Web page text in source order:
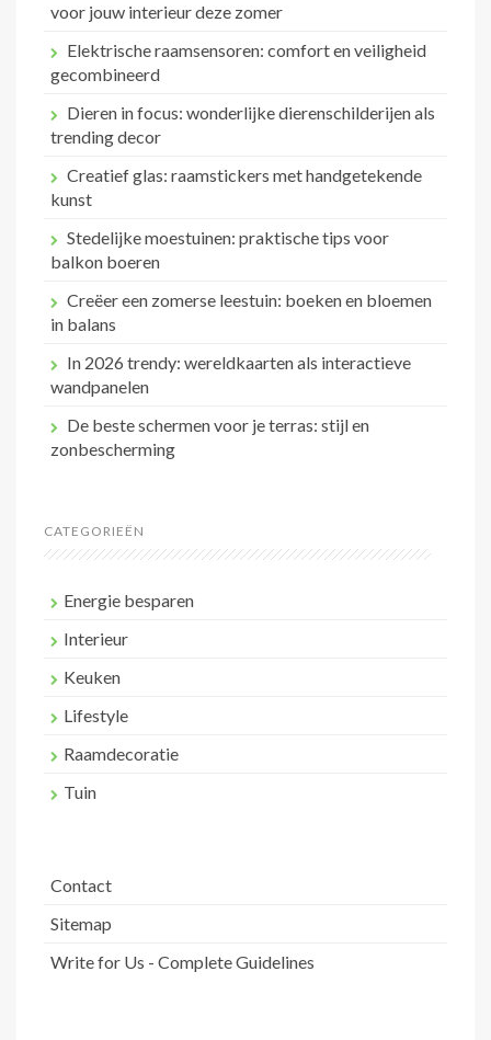
voor jouw interieur deze zomer
Elektrische raamsensoren: comfort en veiligheid
gecombineerd
Dieren in focus: wonderlijke dierenschilderijen als
trending decor
Creatief glas: raamstickers met handgetekende
kunst
Stedelijke moestuinen: praktische tips voor
balkon boeren
Creëer een zomerse leestuin: boeken en bloemen
in balans
In 2026 trendy: wereldkaarten als interactieve
wandpanelen
De beste schermen voor je terras: stijl en
zonbescherming
CATEGORIEËN
Energie besparen
Interieur
Keuken
Lifestyle
Raamdecoratie
Tuin
Contact
Sitemap
Write for Us - Complete Guidelines